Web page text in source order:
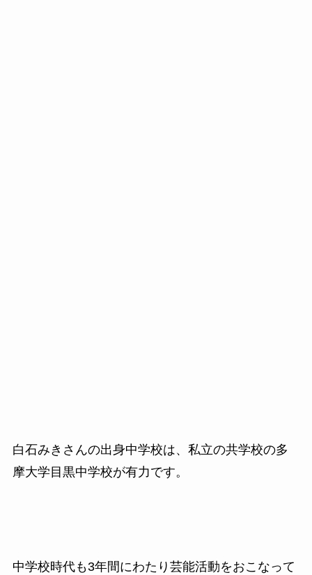
白石みきさんの出身中学校は、私立の共学校の多
摩大学目黒中学校が有力です。
中学校時代も3年間にわたり芸能活動をおこなって